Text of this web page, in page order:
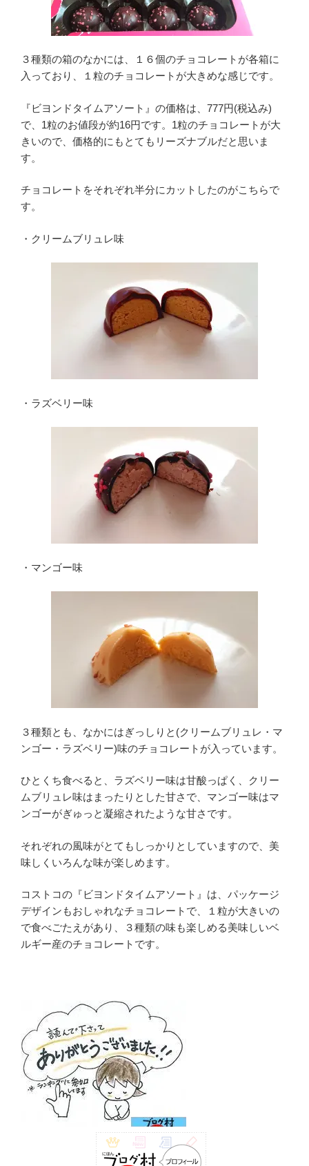
３種類の箱のなかには、１６個のチョコレートが各箱に
入っており、１粒のチョコレートが大きめな感じです。
『ビヨンドタイムアソート』の価格は、777円(税込み)
で、1粒のお値段が約16円です。1粒のチョコレートが大
きいので、価格的にもとてもリーズナブルだと思いま
す。
チョコレートをそれぞれ半分にカットしたのがこちらで
す。
・クリームブリュレ味
・ラズベリー味
・マンゴー味
３種類とも、なかにはぎっしりと(クリームブリュレ・マ
ンゴー・ラズベリー)味のチョコレートが入っています。
ひとくち食べると、ラズベリー味は甘酸っぱく、クリー
ムブリュレ味はまったりとした甘さで、マンゴー味はマ
ンゴーがぎゅっと凝縮されたような甘さです。
それぞれの風味がとてもしっかりとしていますので、美
味しくいろんな味が楽しめます。
コストコの『ビヨンドタイムアソート』は、パッケージ
デザインもおしゃれなチョコレートで、１粒が大きいの
で食べごたえがあり、３種類の味も楽しめる美味しいベ
ルギー産のチョコレートです。